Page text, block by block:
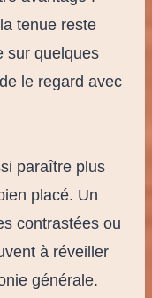
tenue reste
sur quelques
le regard avec
paraître plus
placé. Un
contrastées ou
à réveiller
générale.